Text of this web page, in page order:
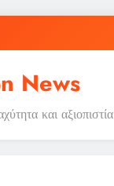
News
και αξιοπιστία